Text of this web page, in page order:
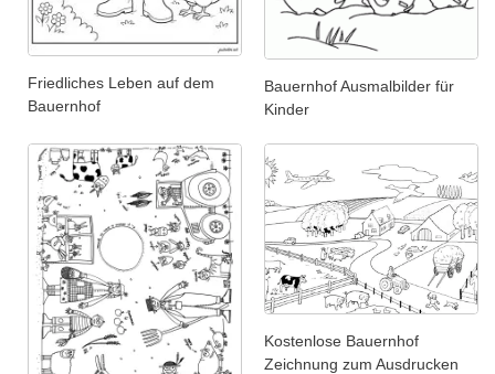
Friedliches Leben auf dem
Bauernhof
Bauernhof Ausmalbilder für
Kinder
Kostenlose Bauernhof
Zeichnung zum Ausdrucken